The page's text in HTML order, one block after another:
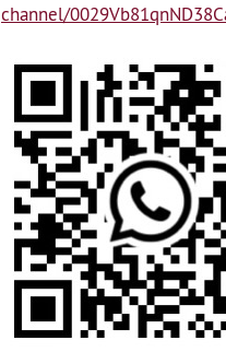
channel/